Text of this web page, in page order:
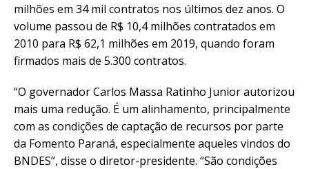
milhões em 34 mil contratos nos últimos dez anos. O
volume passou de R$ 10,4 milhões contratados em
2010 para R$ 62,1 milhões em 2019, quando foram
firmados mais de 5.300 contratos.
“O governador Carlos Massa Ratinho Junior autorizou
mais uma redução. É um alinhamento, principalmente
com as condições de captação de recursos por parte
da Fomento Paraná, especialmente aqueles vindos do
BNDES”, disse o diretor-presidente. “São condições